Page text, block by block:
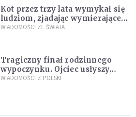
Kot przez trzy lata wymykał się
ludziom, zjadając wymierające
kaczki. W końcu popełnił
WIADOMOŚCI ZE ŚWIATA
Tragiczny finał rodzinnego
wypoczynku. Ojciec usłyszy
zarzuty
WIADOMOŚCI Z POLSKI